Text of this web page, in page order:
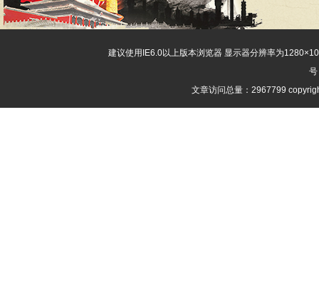
建议使用IE6.0以上版本浏览器 显示器分辨率为
号
文章访问总量：2967799